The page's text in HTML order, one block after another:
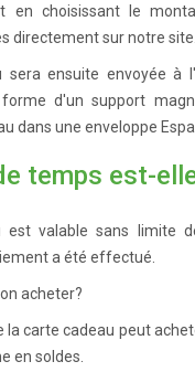
en choisissant le
directement sur notre site.
sera ensuite envoyée à
d'un support
dans une enveloppe
temps est-
est valable sans limite
a été effectué.
acheter?
la carte cadeau peut
en soldes.